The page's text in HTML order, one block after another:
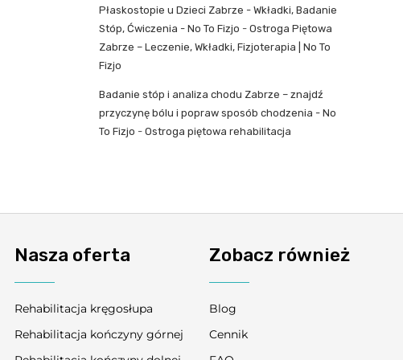
Płaskostopie u Dzieci Zabrze - Wkładki, Badanie
Stóp, Ćwiczenia - No To Fizjo - Ostroga Piętowa
Zabrze – Leczenie, Wkładki, Fizjoterapia | No To
Fizjo
Badanie stóp i analiza chodu Zabrze – znajdź
przyczynę bólu i popraw sposób chodzenia - No
To Fizjo - Ostroga piętowa rehabilitacja
Nasza oferta
Rehabilitacja kręgosłupa
Rehabilitacja kończyny górnej
Zobacz również
Blog
Cennik